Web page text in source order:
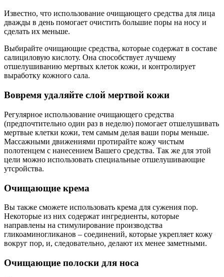
Известно, что использование очищающего средства для лица
дважды в день помогает очистить большие поры на носу и
сделать их меньше.
Выбирайте очищающие средства, которые содержат в составе
салициловую кислоту. Она способствует лучшему
отшелушиванию мертвых клеток кожи, и контролирует
выработку кожного сала.
Вовремя удаляйте слой мертвой кожи
Регулярное использование очищающего средства
(предпочтительно один раз в неделю) помогает отшелушивать
мертвые клетки кожи, тем самым делая ваши поры меньше.
Массажными движениями протирайте кожу чистым
полотенцем с нанесением Вашего средства. Так же для этой
цели можно использовать специальные отшелушивающие
утсройства.
Очищающие крема
Вы также сможете использовать крема для сужения пор.
Некоторые из них содержат ингредиенты, которые
направлены на стимулирование производства
гликоаминогликанов – соединений, которые укрепляет кожу
вокруг пор, и, следовательно, делают их менее заметными.
Очищающие полоски для носа